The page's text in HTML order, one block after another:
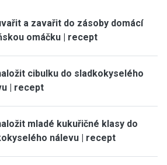
a zavařit do zásoby domácí
omáčku | recept
cibulku do sladkokyselého
| recept
mladé kukuřičné klasy do
nálevu | recept